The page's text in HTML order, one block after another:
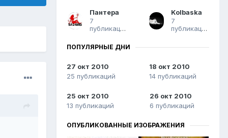
Пантера
7
публикаций
Kolbaska
7
публикаций
ПОПУЛЯРНЫЕ ДНИ
27 окт 2010
25 публикаций
18 окт 2010
14 публикаций
25 окт 2010
13 публикаций
26 окт 2010
6 публикаций
ОПУБЛИКОВАННЫЕ ИЗОБРАЖЕНИЯ